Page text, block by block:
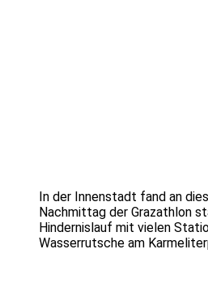
In der Innenstadt fand an
Nachmittag der Grazathlon
Hindernislauf mit vielen
Wasserrutsche am